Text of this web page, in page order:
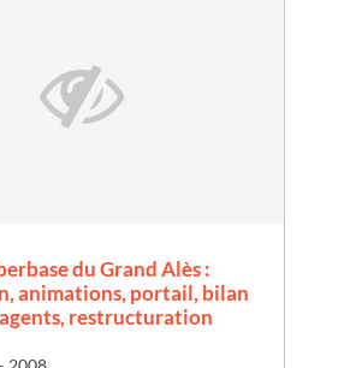
du Grand Alès :
animations, portail, bilan
restructuration